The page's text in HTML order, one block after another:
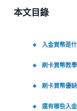
本文目錄
入金買幣是
刷卡買幣教學
刷卡買幣優
還有哪些入